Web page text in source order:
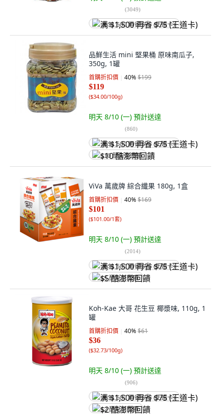
(3049)
满 $1,500 再省 $75 (王道卡)
品鮮生活 mini 堅果桶 原味南瓜子,
350g, 1罐
首購折扣價 40%$199
$119
($34.00/100g)
明天 8/10 (一) 預計送達
(860)
满 $1,500 再省 $75 (王道卡)
$10 酷澎幣回饋
ViVa 萬歲牌 綜合纖果 180g, 1盒
首購折扣價 40%$169
$101
($101.00/1套)
明天 8/10 (一) 預計送達
(2014)
满 $1,500 再省 $75 (王道卡)
$5 酷澎幣回饋
Koh-Kae 大哥 花生豆 椰漿味, 110g, 1
罐
首購折扣價 40%$61
$36
($32.73/100g)
明天 8/10 (一) 預計送達
(906)
满 $1,500 再省 $75 (王道卡)
$2 酷澎幣回饋